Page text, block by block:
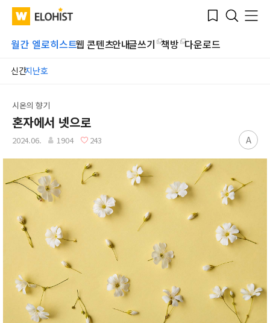
WATV Elohist-
Home
Bookmark
Search
Menu
월간 엘로히스트웹 콘텐츠안내글쓰기 책방 다운로드
신간지난호
Submit
시온의 향기
혼자에서 넷으로
2024.06. 1904 243 A